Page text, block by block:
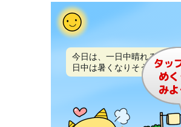
今日は、一日中晴れるでしょ
日中は暑くなりそうです。